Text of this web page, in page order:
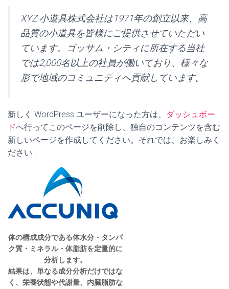
XYZ 小道具株式会社は1971年の創立以来、高
品質の小道具を皆様にご提供させていただい
ています。ゴッサム・シティに所在する当社
では2,000名以上の社員が働いており、様々な
形で地域のコミュニティへ貢献しています。
新しく WordPress ユーザーになった方は、
ダッシュボー
ドへ行ってこのページを削除し、独自のコンテンツを含む
新しいページを作成してください。それでは、お楽しみく
ださい !
体の構成成分である体水分・タンパ
ク質・ミネラル・体脂肪を定量的に
分析します。
結果は、単なる成分分析だけではな
く、栄養状態や代謝量、内臓脂肪な